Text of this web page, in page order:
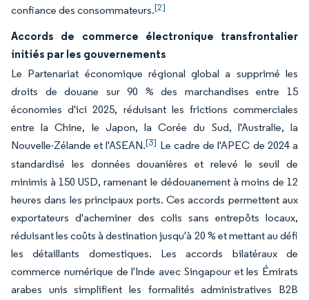
confiance des consommateurs.[2]
Accords de commerce électronique transfrontalier
initiés par les gouvernements
Le Partenariat économique régional global a supprimé les
droits de douane sur 90 % des marchandises entre 15
économies d'ici 2025, réduisant les frictions commerciales
entre la Chine, le Japon, la Corée du Sud, l'Australie, la
Nouvelle-Zélande et l'ASEAN.[3] Le cadre de l'APEC de 2024 a
standardisé les données douanières et relevé le seuil de
minimis à 150 USD, ramenant le dédouanement à moins de 12
heures dans les principaux ports. Ces accords permettent aux
exportateurs d'acheminer des colis sans entrepôts locaux,
réduisant les coûts à destination jusqu'à 20 % et mettant au défi
les détaillants domestiques. Les accords bilatéraux de
commerce numérique de l'Inde avec Singapour et les Émirats
arabes unis simplifient les formalités administratives B2B